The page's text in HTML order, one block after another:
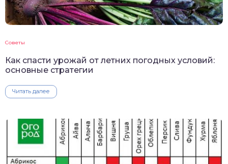
Советы
Как спасти урожай от летних погодных условий:
основные стратегии
Читать далее